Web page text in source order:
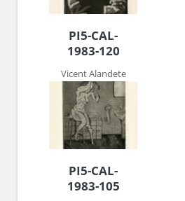
PI5-CAL-
1983-120
Vicent Alandete
PI5-CAL-
1983-105